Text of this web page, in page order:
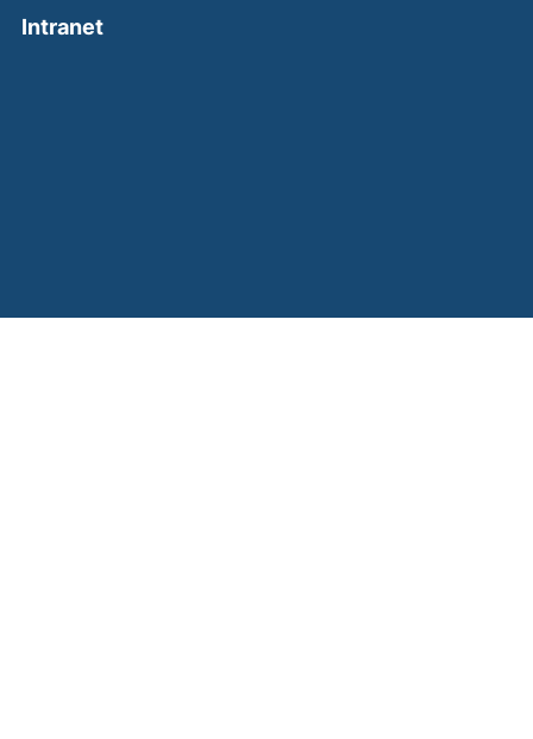
Intranet(external link, opens in a new window)